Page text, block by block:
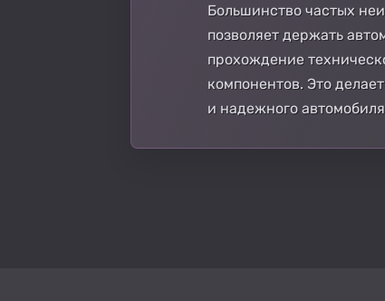
Большинство частых
позволяет держать
прохождение
компонентов. Это
и надежного